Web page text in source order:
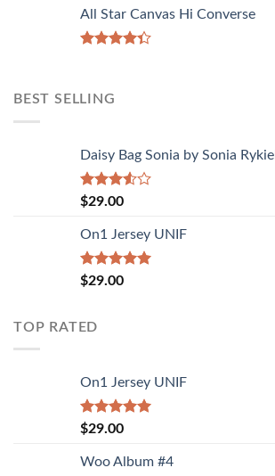
of 5
All Star Canvas Hi Converse
BEST SELLING
Daisy Bag Sonia by Sonia Rykiel
Rated
of 5
$29.00
On1 Jersey UNIF
Rated5.00
$29.00
TOP RATED
On1 Jersey UNIF
Rated5.00
$29.00
Woo Album #4